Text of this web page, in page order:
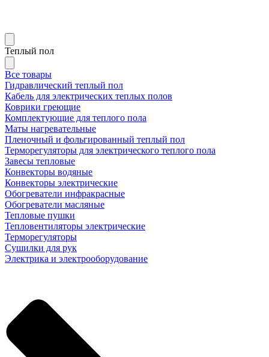
Теплый пол
Все товары
Гидравлический теплый пол
Кабель для электрических теплых полов
Коврики греющие
Комплектующие для теплого пола
Маты нагревательные
Пленочный и фольгированный теплый пол
Терморегуляторы для электрического теплого пола
Завесы тепловые
Конвекторы водяные
Конвекторы электрические
Обогреватели инфракрасные
Обогреватели масляные
Тепловые пушки
Тепловентиляторы электрические
Терморегуляторы
Сушилки для рук
Электрика и электрооборудование